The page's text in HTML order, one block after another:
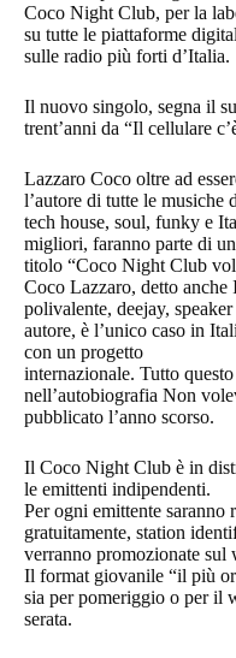
Coco Night Club, per la
su tutte le piattaforme
sulle radio più forti d’Italia.
Il nuovo singolo, segna il
trent’anni da “Il cellulare
Lazzaro Coco oltre ad
l’autore di tutte le musiche
tech house, soul, funky e
migliori, faranno parte di
titolo “Coco Night Club
Coco Lazzaro, detto anche
polivalente, deejay,
autore, è l’unico caso in
con un progetto
internazionale. Tutto
nell’autobiografia Non
pubblicato l’anno scorso.
Il Coco Night Club è in
le emittenti indipendenti.
Per ogni emittente saranno
gratuitamente, station
verranno promozionate sul
Il format giovanile “il più
sia per pomeriggio o per il
serata.